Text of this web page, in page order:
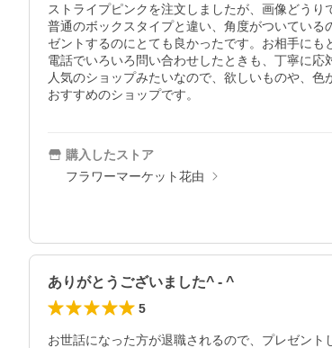
ストライプピンクを注文しましたが、画像どうり
普通のボックスタイプと違い、角度がついてい
ゼントするのにとても良かったです。お相手にも
電話でいろいろ問い合わせしたときも、丁寧に応
人気のショップみたいなので、欲しいものや、
おすすめのショップです。
購入したストア
フラワーマーケット花由
ありがとうございました^ - ^
5
お世話になった方が退職されるので、プレゼント